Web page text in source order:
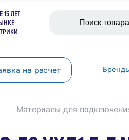
15 ЛЕТ
на расчет
Материалы для